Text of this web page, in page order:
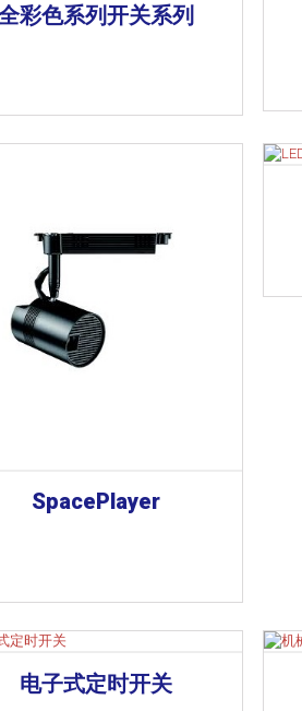
彩色系列开关系列
SpacePlayer
电子式定时开关